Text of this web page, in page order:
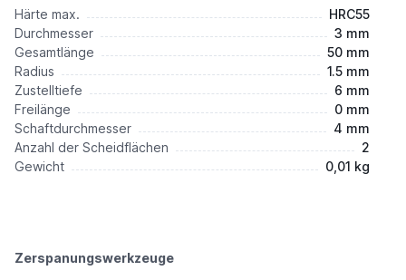
Härte max.
HRC55
Durchmesser
3 mm
Gesamtlänge
50 mm
Radius
1.5 mm
Zustelltiefe
6 mm
Freilänge
0 mm
Schaftdurchmesser
4 mm
Anzahl der Scheidflächen
2
Gewicht
0,01 kg
Zerspanungswerkzeuge